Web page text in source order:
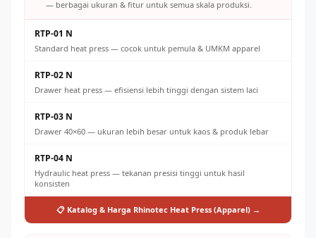
— berbagai ukuran & fitur untuk semua skala produksi.
RTP-01 N
Standard heat press — cocok untuk pemula & UMKM apparel
RTP-02 N
Drawer heat press — efisiensi lebih tinggi dengan sistem laci
RTP-03 N
Drawer 40×60 — ukuran lebih besar untuk kaos & produk lebar
RTP-04 N
Hydraulic heat press — tekanan presisi tinggi untuk hasil
konsisten
📋 Katalog & Harga Rhinotec Heat Press (Apparel) →